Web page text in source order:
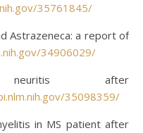
35761845/
Astrazeneca: a report of
34906029/
after
35098359/
in MS patient after